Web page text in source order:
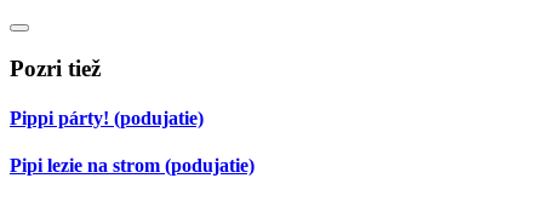
Pozri tiež
Pippi párty! (podujatie)
Pipi lezie na strom (podujatie)